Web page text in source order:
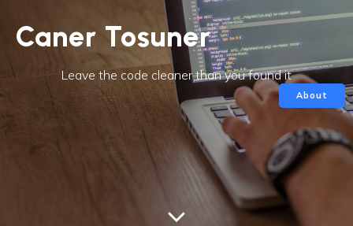
Caner Tosuner
Leave the code cleaner than you found it
About